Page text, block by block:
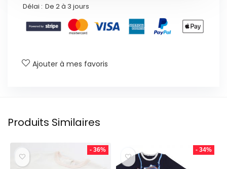
Délai : De 2 à 3 jours
Ajouter à mes favoris
Produits Similaires
- 36% - 34%